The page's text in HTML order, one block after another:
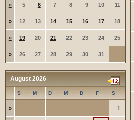
» 5 6 7 8 9 10 11
» 12 13 14 15 16 17 18
» 19 20 21 22 23 24 25
» 26 27 28 29 30 31
August 2026
S M D M D F S
» 1